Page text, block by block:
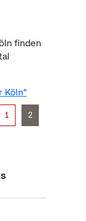
finden
Köln"
1 2